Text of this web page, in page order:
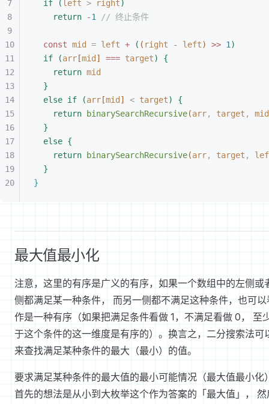
if ( left > right )
return -1 // 终止条件
const mid = left + ( ( right - left) >> 1 )
if
(arr [mid ] === target)
{
return mid
}
else if (arr [mid ] < target)
{
return binarySearchRecursive(arr, target ,
mid
}
else {
return binarySearchRecursive(arr, target ,
}
}
最大值最小化
注意，这里的有序是广义的有序，如果一个数组中的左侧或
侧都满足某一种条件， 而另一侧都不满足这种条件，也可以
作是一种有序（如果把满足条件看做 1，不满足看做 0， 至
于这个条件的这一维度是有序的）。换言之，二分搜索法可
来查找满足某种条件的最大（最小）的值。
要求满足某种条件的最大值的最小可能情况（最大值最小化
首先的想法是从小到大枚举这个作为答案的「最大值」， 然